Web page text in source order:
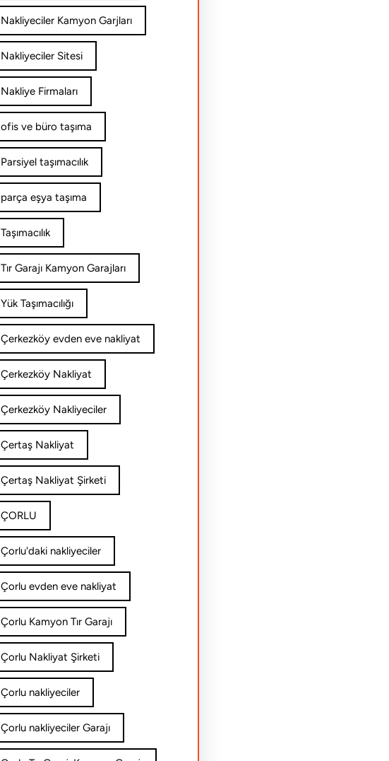
Nakliyeciler Kamyon Garjları
Nakliyeciler Sitesi
Nakliye Firmaları
ofis ve büro taşıma
Parsiyel taşımacılık
parça eşya taşıma
Taşımacılık
Tır Garajı Kamyon Garajları
Yük Taşımacılığı
Çerkezköy evden eve nakliyat
Çerkezköy Nakliyat
Çerkezköy Nakliyeciler
Çertaş Nakliyat
Çertaş Nakliyat Şirketi
ÇORLU
Çorlu'daki nakliyeciler
Çorlu evden eve nakliyat
Çorlu Kamyon Tır Garajı
Çorlu Nakliyat Şirketi
Çorlu nakliyeciler
Çorlu nakliyeciler Garajı